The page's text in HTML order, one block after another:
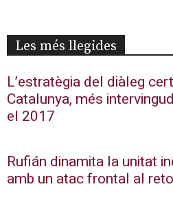
Les més llegides
L’estratègia del diàleg
Catalunya, més
el 2017
Rufián dinamita la unitat
amb un atac frontal al